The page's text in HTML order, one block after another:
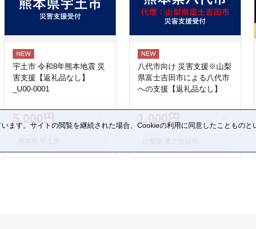
宇土市 令和8年熊本地震 災
害支援【返礼品なし】
_U00-0001
5,000円
八代市向け 災害支援※山梨
県富士吉田市による八代市
への支援【返礼品なし】
1,000円
ます。サイトの閲覧を継続された場合、Cookieの利用に同意したことものと